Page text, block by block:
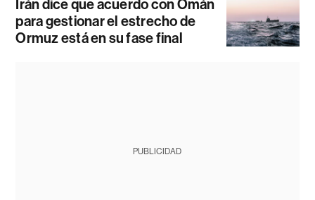
Irán dice que acuerdo con Omán
para gestionar el estrecho de
Ormuz está en su fase final
PUBLICIDAD